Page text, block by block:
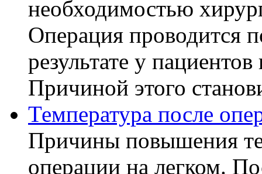
необходимостью
Операция проводится
результате у
Причиной этого
Температура после
Причины повышения
операции на легком.